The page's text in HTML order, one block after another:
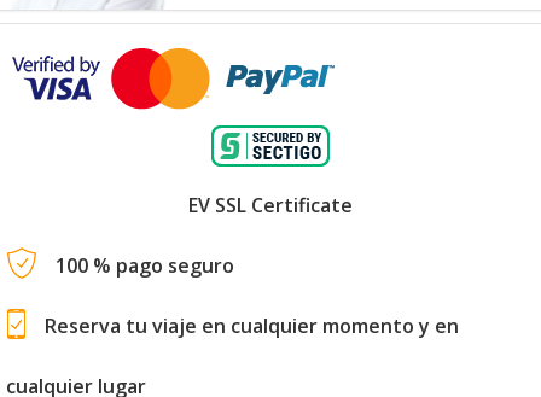
EV SSL Certificate
100 % pago seguro
Reserva tu viaje en cualquier momento y en
cualquier lugar